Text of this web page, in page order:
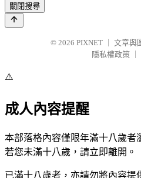
關閉搜尋
© 2026 PIXNET
文章與
隱私權政策
⚠️
成人內容提醒
本部落格內容僅限年滿十八歲者
若您未滿十八歲，請立即離開。
已滿十八歲者，亦請勿將內容提